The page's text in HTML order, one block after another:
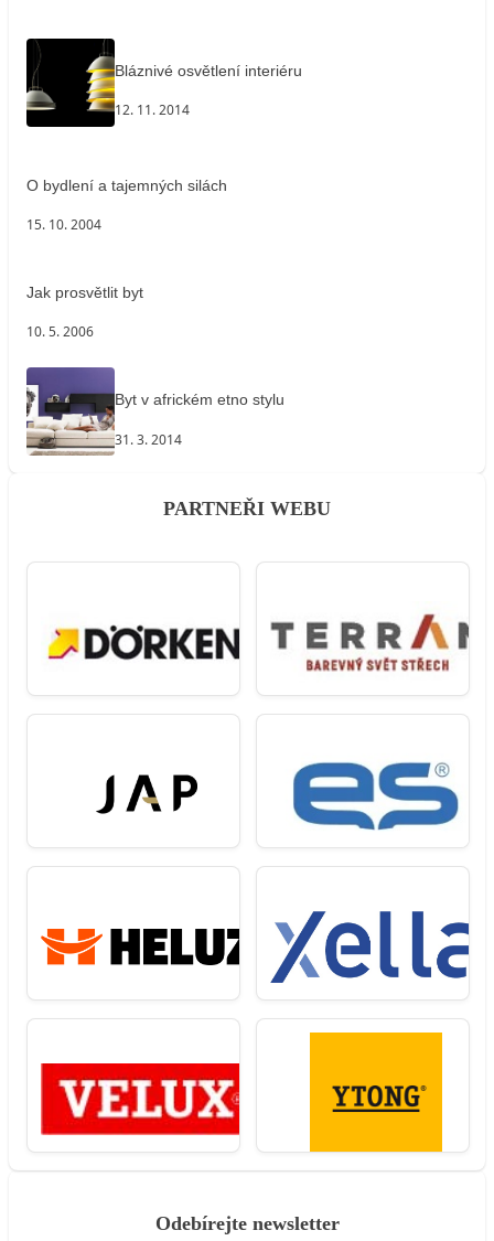
Bláznivé osvětlení interiéru
12. 11. 2014
O bydlení a tajemných silách
15. 10. 2004
Jak prosvětlit byt
10. 5. 2006
Byt v africkém etno stylu
31. 3. 2014
PARTNEŘI WEBU
Odebírejte newsletter